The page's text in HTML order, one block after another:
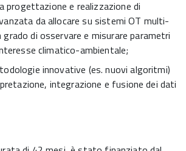
progettazione e realizzazione di
da allocare su sistemi OT multi-
di osservare e misurare parametri
climatico-ambientale;
innovative (es. nuovi algoritmi)
integrazione e fusione dei dati